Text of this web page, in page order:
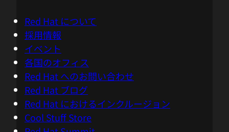
Red Hat について
採用情報
イベント
各国のオフィス
Red Hat へのお問い合わせ
Red Hat ブログ
Red Hat におけるインクルージョン
Cool Stuff Store